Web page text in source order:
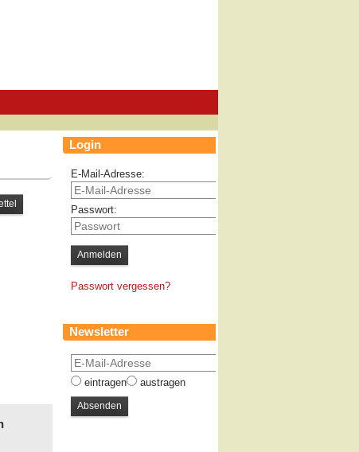
Login
E-Mail-Adresse:
Passwort:
Passwort vergessen?
Newsletter
eintragen austragen